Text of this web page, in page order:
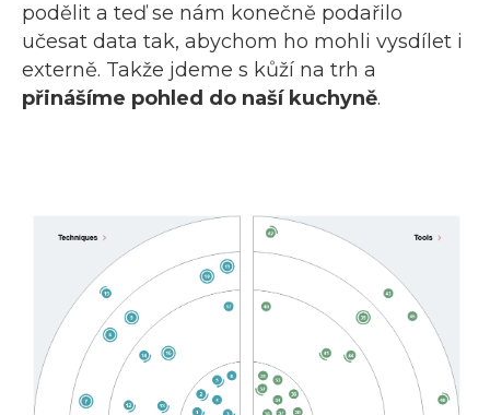
podělit a teď se nám konečně podařilo
učesat data tak, abychom ho mohli vysdílet i
externě. Takže jdeme s kůží na trh a
přinášíme pohled do naší kuchyně.